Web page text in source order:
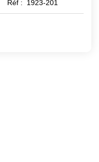
Réf : 1923-201